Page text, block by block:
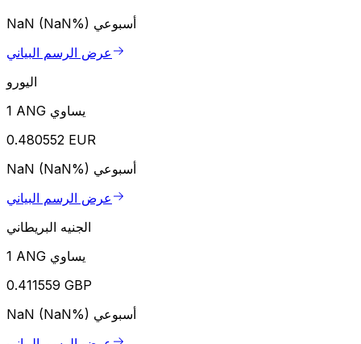
NaN (NaN%) أسبوعي
عرض الرسم البياني
اليورو
1 ANG يساوي
0.480552 EUR
NaN (NaN%) أسبوعي
عرض الرسم البياني
الجنيه البريطاني
1 ANG يساوي
0.411559 GBP
NaN (NaN%) أسبوعي